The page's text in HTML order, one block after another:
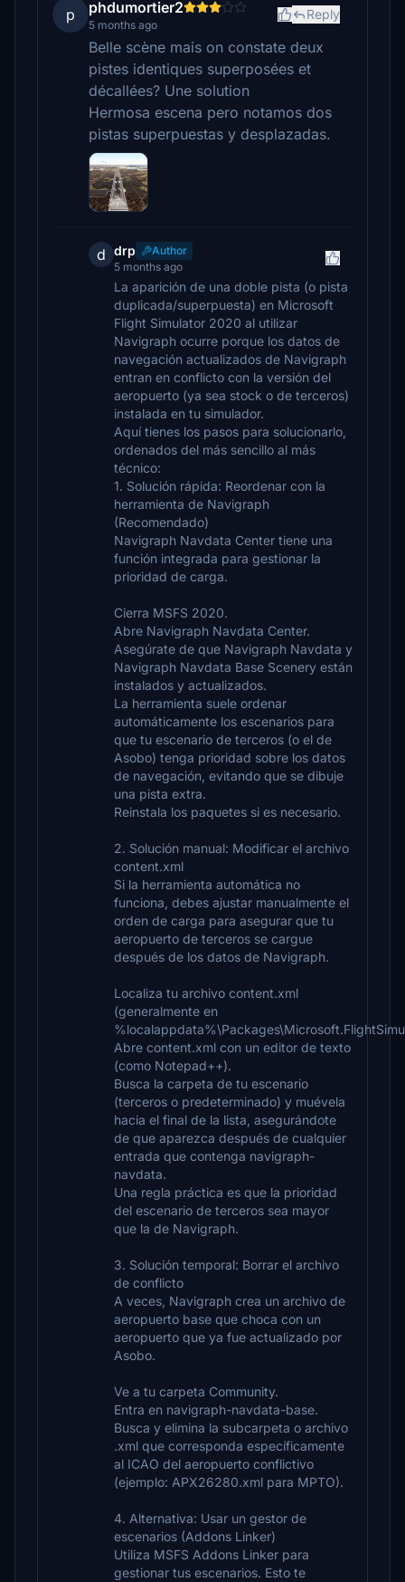
p phdumortier2
5 months ago
Reply
Belle scène mais on constate deux
pistes identiques superposées et
décallées? Une solution
Hermosa escena pero notamos dos
pistas superpuestas y desplazadas.
d drp
Author
5 months ago
La aparición de una doble pista (o pista
duplicada/superpuesta) en Microsoft
Flight Simulator 2020 al utilizar
Navigraph ocurre porque los datos de
navegación actualizados de Navigraph
entran en conflicto con la versión del
aeropuerto (ya sea stock o de terceros)
instalada en tu simulador.
Aquí tienes los pasos para solucionarlo,
ordenados del más sencillo al más
técnico:
1. Solución rápida: Reordenar con la
herramienta de Navigraph
(Recomendado)
Navigraph Navdata Center tiene una
función integrada para gestionar la
prioridad de carga.
Cierra MSFS 2020.
Abre Navigraph Navdata Center.
Asegúrate de que Navigraph Navdata y
Navigraph Navdata Base Scenery están
instalados y actualizados.
La herramienta suele ordenar
automáticamente los escenarios para
que tu escenario de terceros (o el de
Asobo) tenga prioridad sobre los datos
de navegación, evitando que se dibuje
una pista extra.
Reinstala los paquetes si es necesario.
2. Solución manual: Modificar el archivo
content.xml
Si la herramienta automática no
funciona, debes ajustar manualmente el
orden de carga para asegurar que tu
aeropuerto de terceros se cargue
después de los datos de Navigraph.
Localiza tu archivo content.xml
(generalmente en
Abre content.xml con un editor de texto
(como Notepad++).
Busca la carpeta de tu escenario
(terceros o predeterminado) y muévela
hacia el final de la lista, asegurándote
de que aparezca después de cualquier
entrada que contenga navigraph-
navdata.
Una regla práctica es que la prioridad
del escenario de terceros sea mayor
que la de Navigraph.
3. Solución temporal: Borrar el archivo
de conflicto
A veces, Navigraph crea un archivo de
aeropuerto base que choca con un
aeropuerto que ya fue actualizado por
Asobo.
Ve a tu carpeta Community.
Entra en navigraph-navdata-base.
Busca y elimina la subcarpeta o archivo
.xml que corresponda específicamente
al ICAO del aeropuerto conflictivo
(ejemplo: APX26280.xml para MPTO).
4. Alternativa: Usar un gestor de
escenarios (Addons Linker)
Utiliza MSFS Addons Linker para
gestionar tus escenarios. Esto te